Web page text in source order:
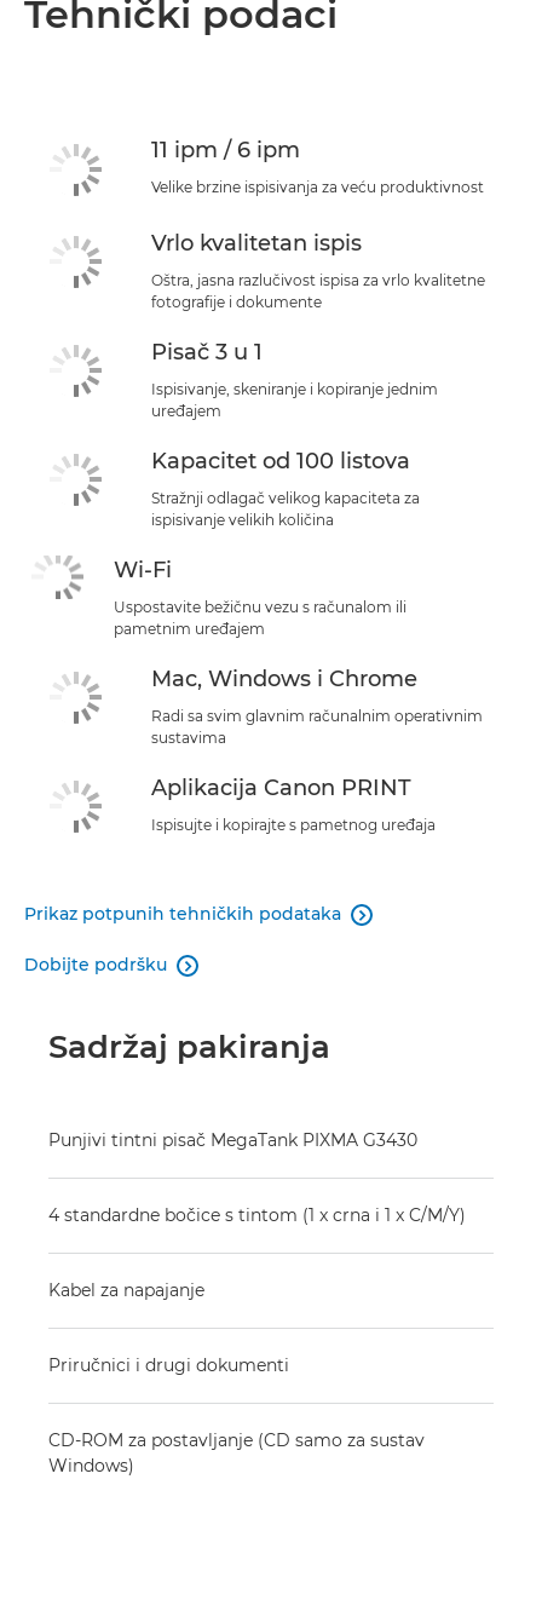
Tehnički podaci
11 ipm / 6 ipm
Velike brzine ispisivanja za veću produktivnost
Vrlo kvalitetan ispis
Oštra, jasna razlučivost ispisa za vrlo kvalitetne
fotografije i dokumente
Pisač 3 u 1
Ispisivanje, skeniranje i kopiranje jednim
uređajem
Kapacitet od 100 listova
Stražnji odlagač velikog kapaciteta za
ispisivanje velikih količina
Wi-Fi
Uspostavite bežičnu vezu s računalom ili
pametnim uređajem
Mac, Windows i Chrome
Radi sa svim glavnim računalnim operativnim
sustavima
Aplikacija Canon PRINT
Ispisujte i kopirajte s pametnog uređaja
Prikaz potpunih tehničkih podataka 
Dobijte podršku 
Sadržaj pakiranja
Punjivi tintni pisač MegaTank PIXMA G3430
4 standardne bočice s tintom (1 x crna i 1 x C/M/Y)
Kabel za napajanje
Priručnici i drugi dokumenti
CD-ROM za postavljanje (CD samo za sustav
Windows)